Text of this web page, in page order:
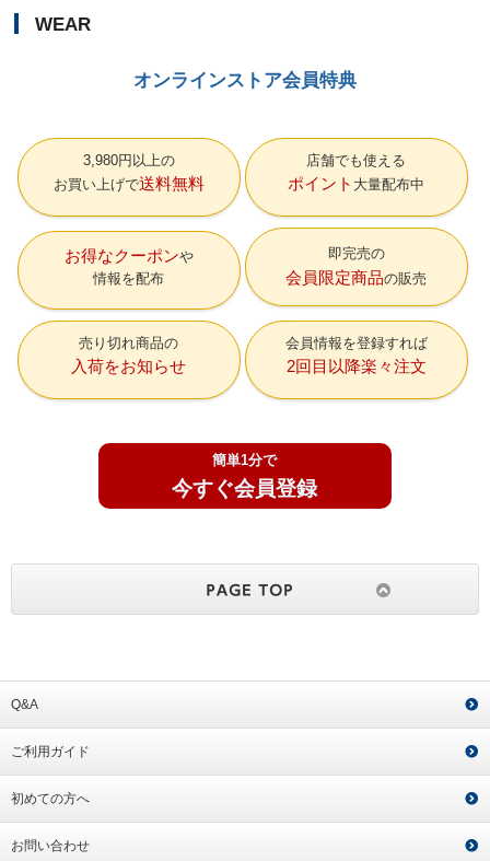
WEAR
オンラインストア会員特典
3,980円以上の
お買い上げで送料無料
店舗でも使える
ポイント 大量配布中
お得なクーポン
情報を配布
即完売の
会員限定商品の販売
売り切れ商品の
入荷をお知らせ
会員情報を登録すれば
2回目以降楽々注文
簡単1分で
今すぐ会員登録
Q&A
ご利用ガイド
初めての方へ
お問い合わせ